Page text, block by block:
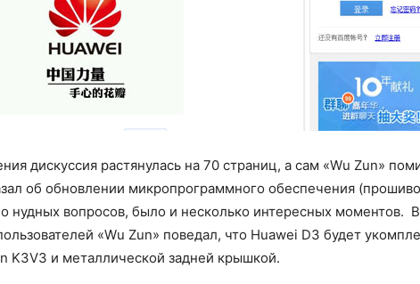
дискуссия растянулась на 70 страниц, а сам «Wu Zun»
об обновлении микропрограммного обеспечения
нудных вопросов, было и несколько интересных моментов.
«Wu Zun» поведал, что Huawei D3 будет
K3V3 и металлической задней крышкой.